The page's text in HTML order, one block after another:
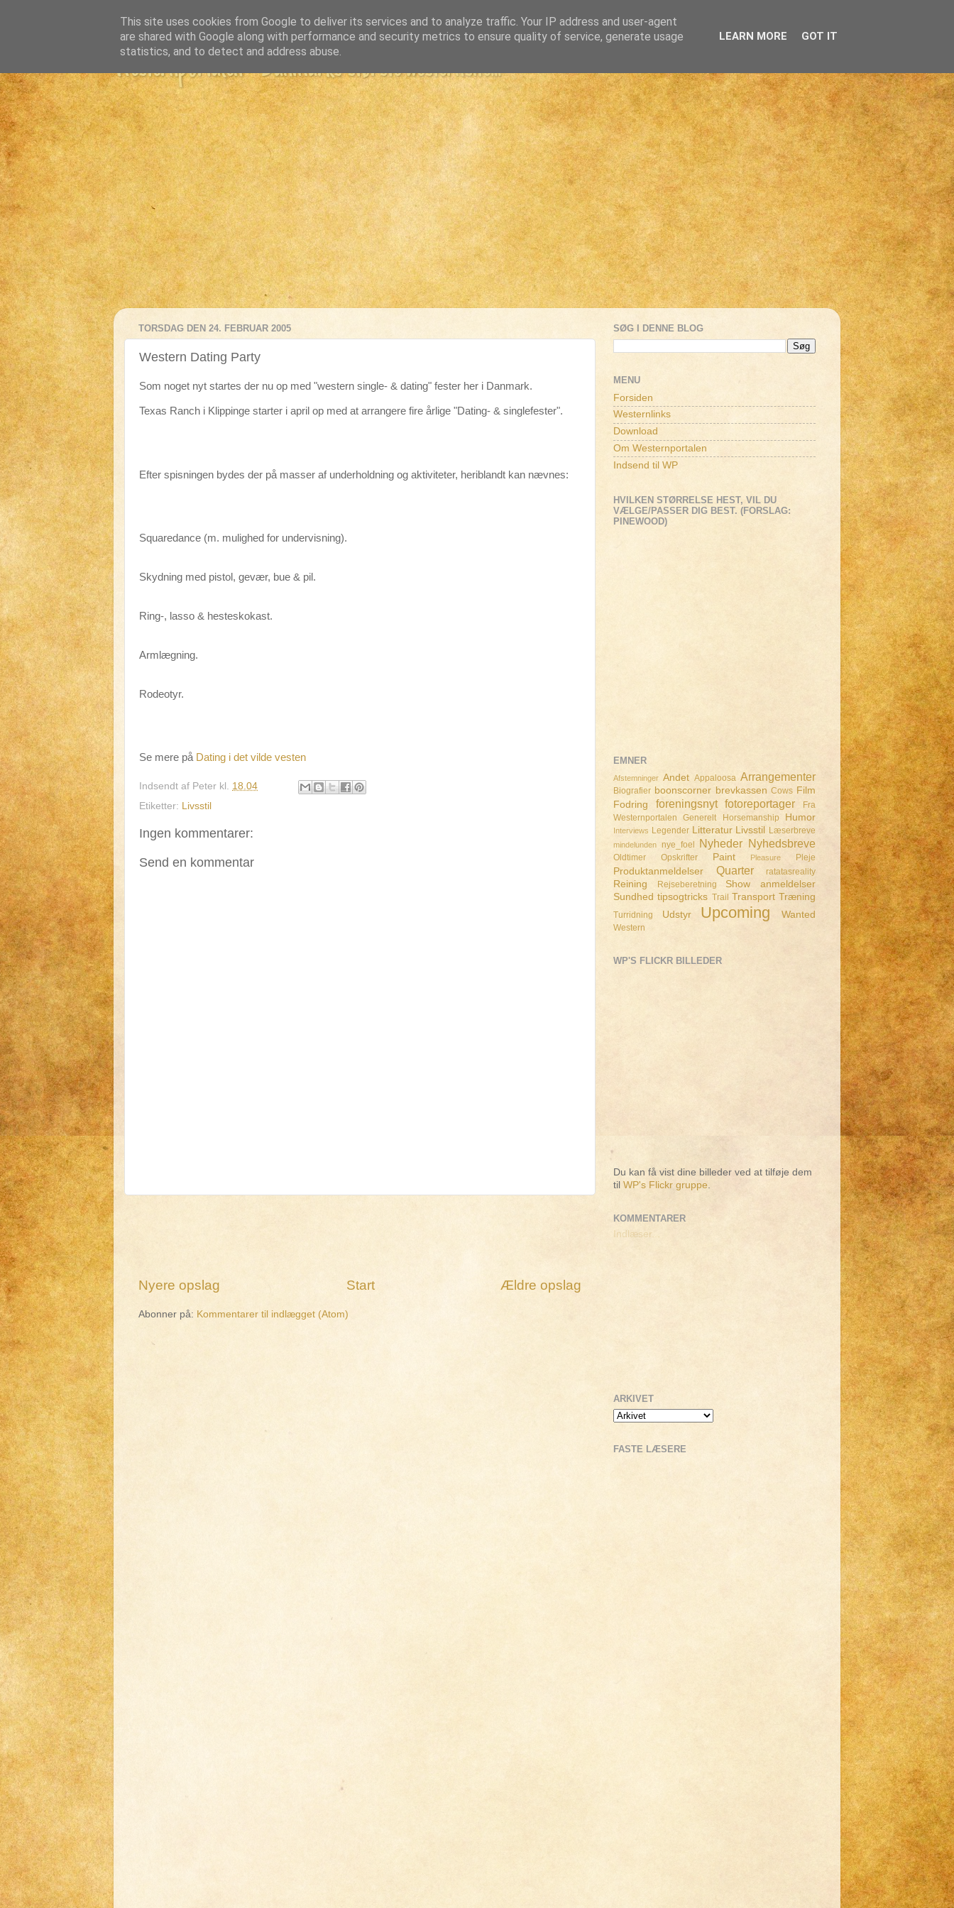
Westernportalen - Danmarks største westernsite...
TORSDAG DEN 24. FEBRUAR 2005
Western Dating Party
Som noget nyt startes der nu op med "western single- & dating" fester her i Danmark.
Texas Ranch i Klippinge starter i april op med at arrangere fire årlige "Dating- & singlefester".
Efter spisningen bydes der på masser af underholdning og aktiviteter, heriblandt kan nævnes:
Squaredance (m. mulighed for undervisning).
Skydning med pistol, gevær, bue & pil.
Ring-, lasso & hesteskokast.
Armlægning.
Rodeotyr.
Se mere på Dating i det vilde vesten
Indsendt af Peter kl. 18.04
Etiketter:
Livsstil
Ingen kommentarer:
Send en kommentar
Nyere opslag Ældre opslag
Start
Abonner på: Kommentarer til indlægget (Atom)
SØG I DENNE BLOG
MENU
Forsiden
Westernlinks
Download
Om Westernportalen
Indsend til WP
HVILKEN STØRRELSE HEST, VIL DU
VÆLGE/PASSER DIG BEST. (FORSLAG:
PINEWOOD)
EMNER
Afstemninger Andet Appaloosa Arrangementer
Biografier boonscorner brevkassen Cows Film
Fodring
foreningsnyt fotoreportager
Fra
Westernportalen
Generelt Horsemanship Humor
Interviews Legender Litteratur Livsstil Læserbreve
mindelunden nye_foel Nyheder Nyhedsbreve
Oldtimer Opskrifter Paint Pleasure Pleje
Produktanmeldelser Quarter ratatasreality
Reining Rejseberetning
Show anmeldelser
Sundhed tipsogtricks Trail Transport Træning
Turridning Udstyr Upcoming Wanted
Western
WP'S FLICKR BILLEDER
Du kan få vist dine billeder ved at tilføje dem
til WP's Flickr gruppe
KOMMENTARER
Indlæser...
ARKIVET
FASTE LÆSERE
This site uses cookies from Google to deliver its services and to analyze traffic. Your IP address and user-agent
are shared with Google along with performance and security metrics to ensure quality of service, generate usage
statistics, and to detect and address abuse.
LEARN MORE GOT IT